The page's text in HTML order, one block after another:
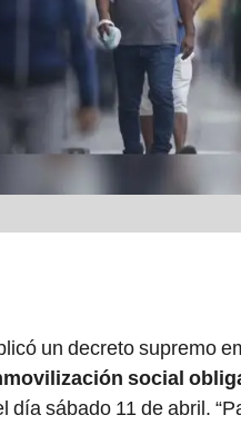
un decreto supremo
social
día sábado 11 de abril.